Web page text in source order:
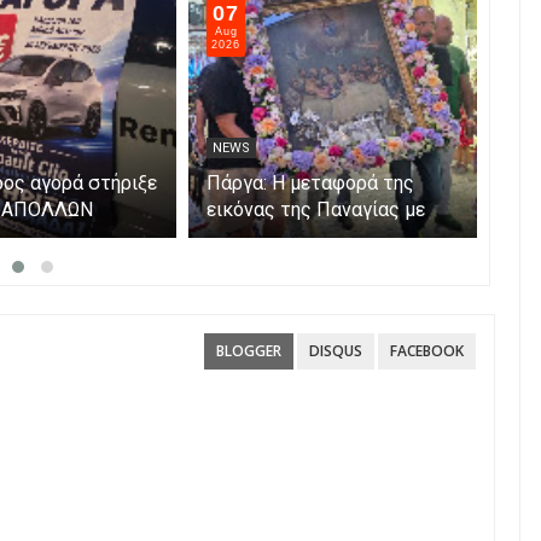
αγορά στήριξε
ΑΠΟΛΛΩΝ
07
Aug
2026
NEWS
Πάργα: Η μεταφορά της
εικόνας της Παναγίας με
βάρκες στο νησάκι.
BLOGGER DISQUS FACEBOOK